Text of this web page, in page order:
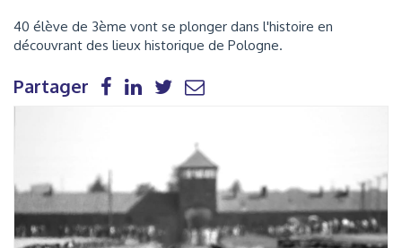
40 élève de 3ème vont se plonger dans l'histoire en
découvrant des lieux historique de Pologne.
Partager